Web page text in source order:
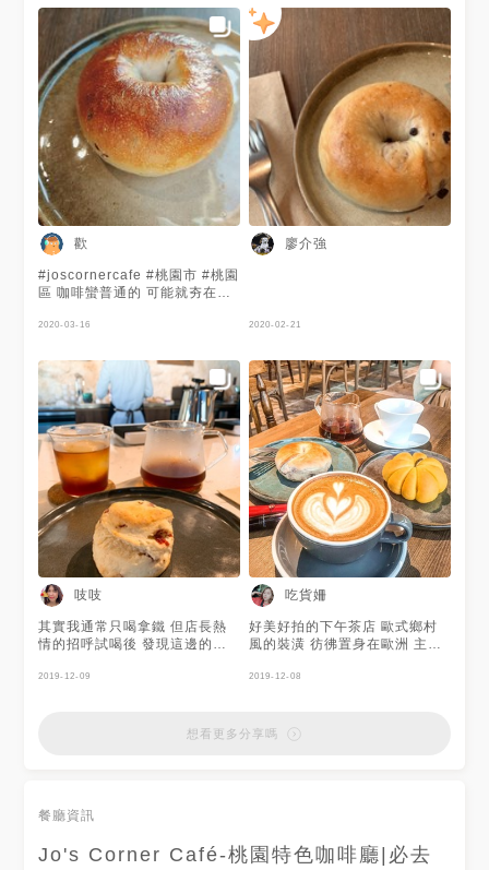
會偏酸,但我喝起來是沒感覺酸
這杯咖啡對我來說是淡而無味
沒什麼咖啡的香氣,但我想應該
是這種豆子的關係吧 ⌲肉桂捲的
口感還不錯,但是肉桂的味道很
淡 🔸可能是嚐鮮的人潮不少 店
內人很多很吵雜,讓我只想趕快
喝完咖啡走人😓 - 🏠桃園市桃
園區國強一街135號 🈺11:30-
20:00 🚫店休日請參考店家粉絲
專頁 🚘路邊停車格或附近收費
停車場
歡
#joscornercafe #桃園市 #桃園
區 咖啡蠻普通的 可能就夯在裝
2020-03-16
廖介強
2020-02-21
吱吱
其實我通常只喝拿鐵 但店長熱
情的招呼試喝後 發現這邊的手
一款有花香跟蜂蜜香氣的冰滴咖
裡吧！ 草莓司康70元 嗯～我覺
2019-12-09
吃貨姍
好美好拍的下午茶店 歐式鄉村
風的裝潢 彷彿置身在歐洲 主力
聊天的好去處 #桃園景點 #桃園
2019-12-08
想看更多分享嗎
餐廳資訊
Jo's Corner Café-桃園特色咖啡廳|必去